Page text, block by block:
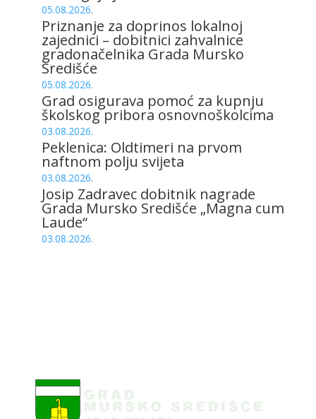
05.08.2026.
Priznanje za doprinos lokalnoj
zajednici – dobitnici zahvalnice
gradonačelnika Grada Mursko
Središće
05.08.2026.
Grad osigurava pomoć za kupnju
školskog pribora osnovnoškolcima
03.08.2026.
Peklenica: Oldtimeri na prvom
naftnom polju svijeta
03.08.2026.
Josip Zadravec dobitnik nagrade
Grada Mursko Središće „Magna cum
Laude“
03.08.2026.